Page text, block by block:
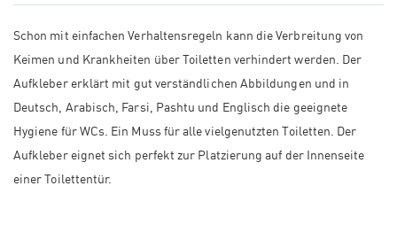
Schon mit einfachen Verhaltensregeln kann die Verbreitung von
Keimen und Krankheiten über Toiletten verhindert werden. Der
Aufkleber erklärt mit gut verständlichen Abbildungen und in
Deutsch, Arabisch, Farsi, Pashtu und Englisch die geeignete
Hygiene für WCs. Ein Muss für alle vielgenutzten Toiletten. Der
Aufkleber eignet sich perfekt zur Platzierung auf der Innenseite
einer Toilettentür.